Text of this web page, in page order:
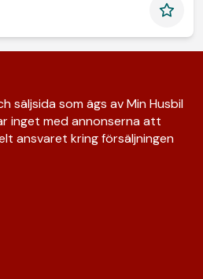
säljsida som ägs av Min Husbil
inget med annonserna att
ansvaret kring försäljningen